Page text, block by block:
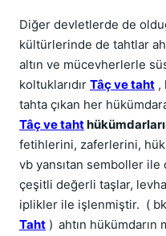
Diğer devletlerde de
kültürlerinde de tahtlar
altın ve mücevherlerle
koltuklarıdır Tâç ve taht ,
tahta çıkan her
Tâç ve taht
fetihlerini, zaferlerini,
vb yansıtan semboller
çeşitli değerli taşlar,
iplikler ile işlenmiştir. (
Taht ) ahtın